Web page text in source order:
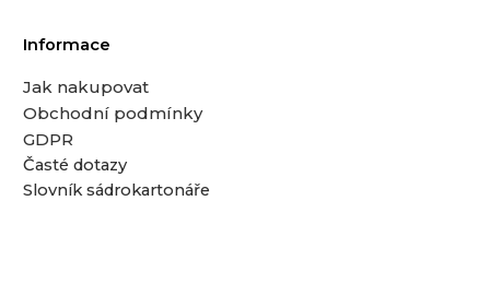
Informace
Jak nakupovat
Obchodní podmínky
GDPR
Časté dotazy
Slovník sádrokartonáře